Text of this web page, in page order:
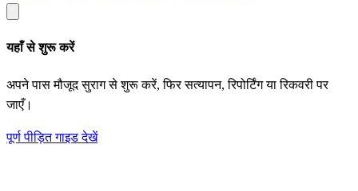
यहाँ से शुरू करें
अपने पास मौजूद सुराग से शुरू करें, फिर सत्यापन, रिपोर्टिंग या रिकवरी पर
जाएँ।
पूर्ण पीड़ित गाइड देखें